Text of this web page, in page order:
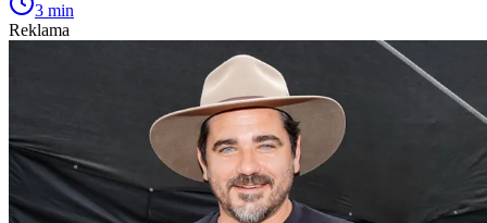
3 min
Reklama